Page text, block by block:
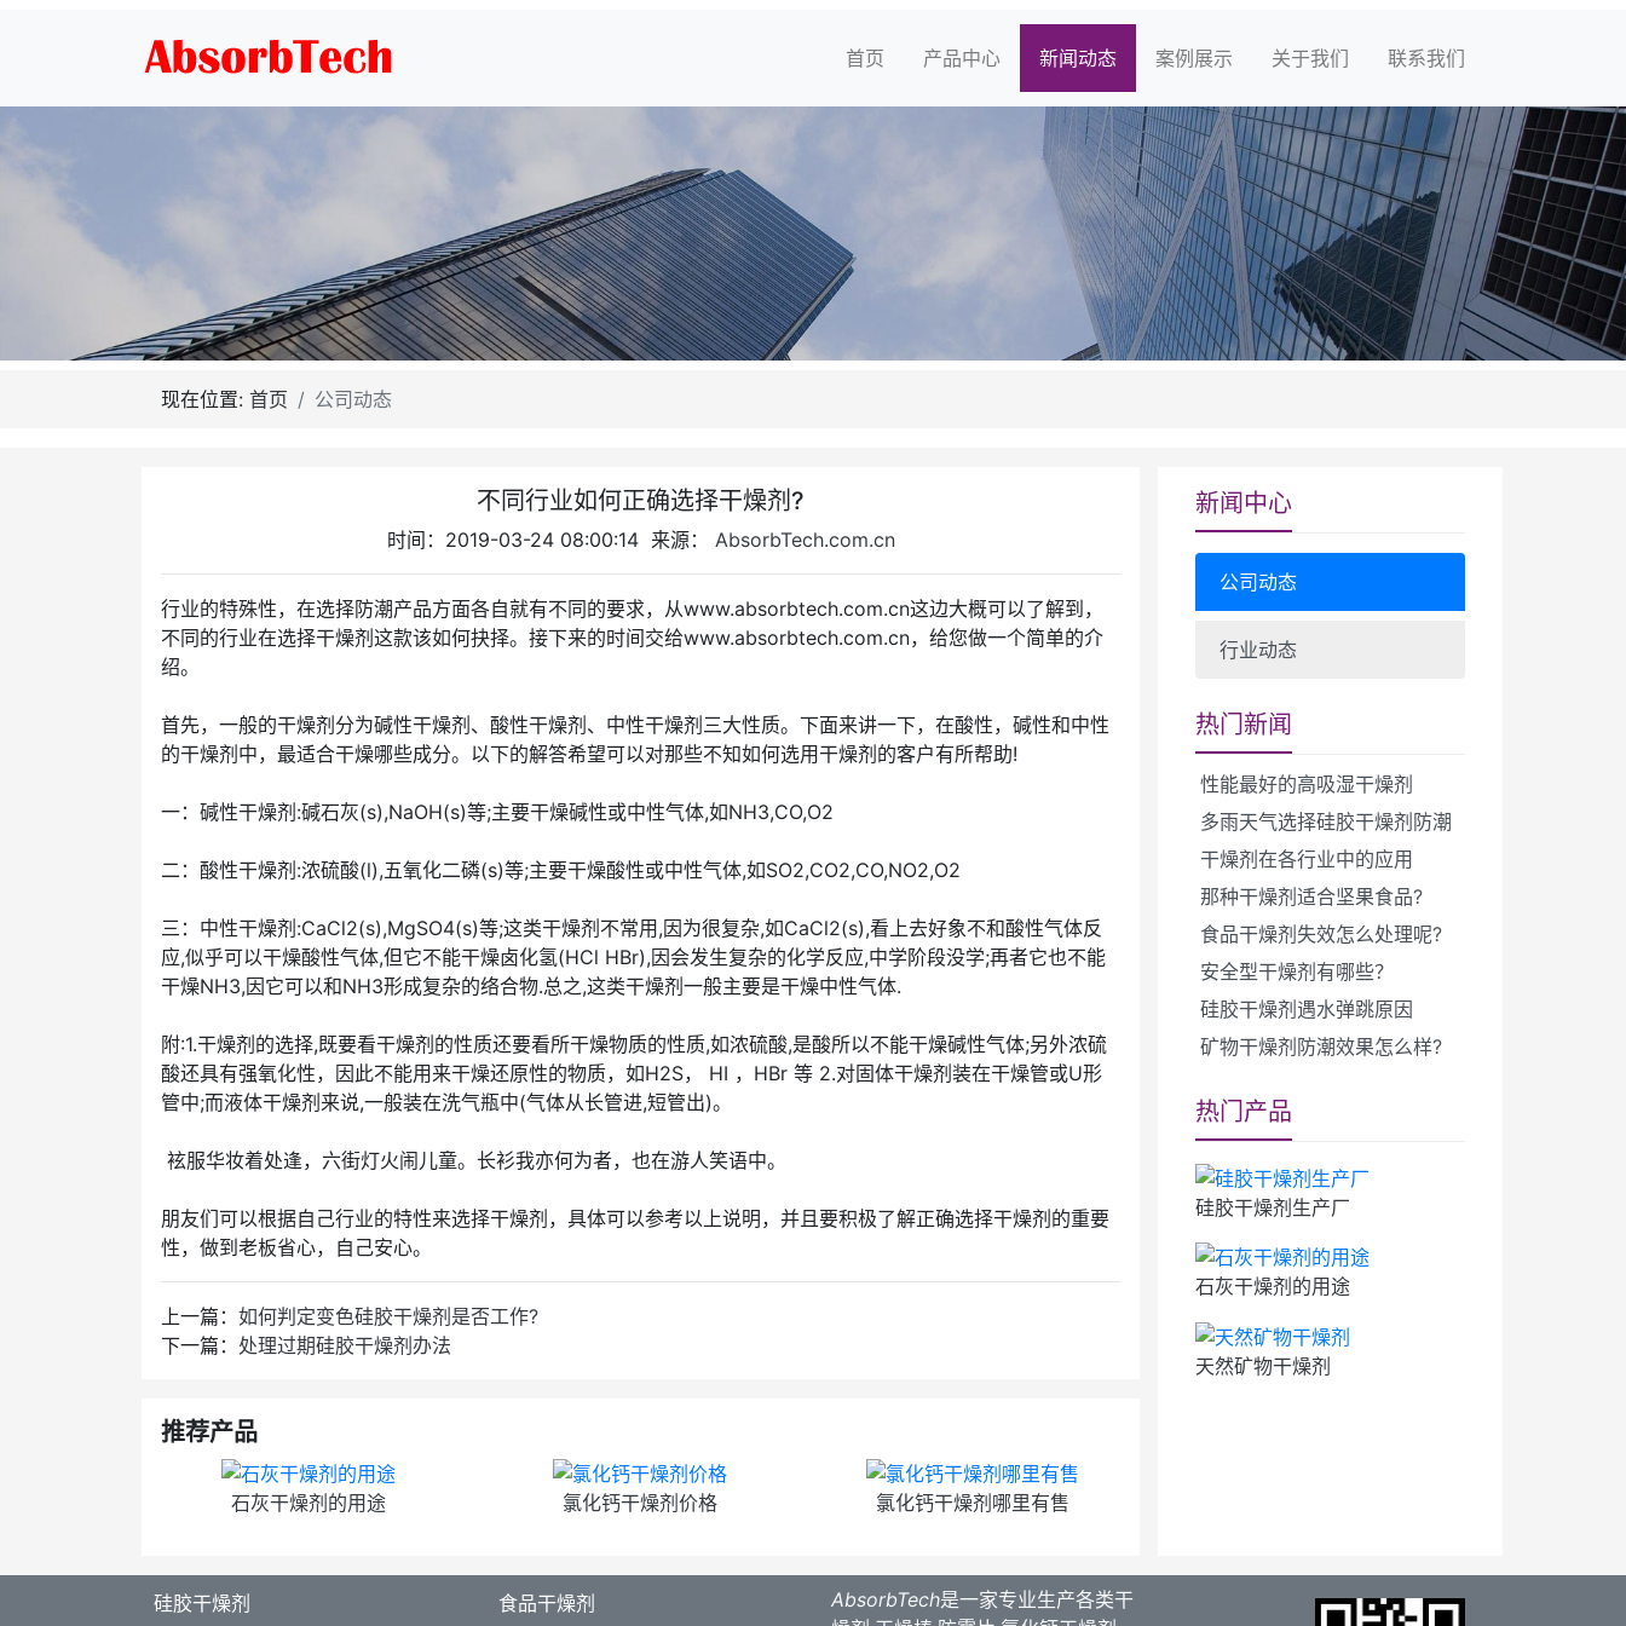
首页 产品中心 新闻动态 案例展示 关于我们 联系我们
现在位置: 首页 公司动态
不同行业如何正确选择干燥剂?
时间：2019-03-24 08:00:14 来源： AbsorbTech.com.cn
行业的特殊性，在选择防潮产品方面各自就有不同的要求，从www.absorbtech.com.cn这边大概可以了解到，
不同的行业在选择干燥剂这款该如何抉择。接下来的时间交给www.absorbtech.com.cn，给您做一个简单的介
绍。
首先，一般的干燥剂分为碱性干燥剂、酸性干燥剂、中性干燥剂三大性质。下面来讲一下，在酸性，碱性和中性
的干燥剂中，最适合干燥哪些成分。以下的解答希望可以对那些不知如何选用干燥剂的客户有所帮助!
一：碱性干燥剂:碱石灰(s),NaOH(s)等;主要干燥碱性或中性气体,如NH3,CO,O2
二：酸性干燥剂:浓硫酸(l),五氧化二磷(s)等;主要干燥酸性或中性气体,如SO2,CO2,CO,NO2,O2
三：中性干燥剂:CaCl2(s),MgSO4(s)等;这类干燥剂不常用,因为很复杂,如CaCl2(s),看上去好象不和酸性气体反
应,似乎可以干燥酸性气体,但它不能干燥卤化氢(HCl HBr),因会发生复杂的化学反应,中学阶段没学;再者它也不能
干燥NH3,因它可以和NH3形成复杂的络合物.总之,这类干燥剂一般主要是干燥中性气体.
附:1.干燥剂的选择,既要看干燥剂的性质还要看所干燥物质的性质,如浓硫酸,是酸所以不能干燥碱性气体;另外浓硫
酸还具有强氧化性，因此不能用来干燥还原性的物质，如H2S， HI ，HBr 等 2.对固体干燥剂装在干燥管或U形
管中;而液体干燥剂来说,一般装在洗气瓶中(气体从长管进,短管出)。
袨服华妆着处逢，六街灯火闹儿童。长衫我亦何为者，也在游人笑语中。
朋友们可以根据自己行业的特性来选择干燥剂，具体可以参考以上说明，并且要积极了解正确选择干燥剂的重要
性，做到老板省心，自己安心。
上一篇： 如何判定变色硅胶干燥剂是否工作?
下一篇： 处理过期硅胶干燥剂办法
推荐产品
石灰干燥剂的用途 氯化钙干燥剂价格 氯化钙干燥剂哪里有售
新闻中心
公司动态
行业动态
热门新闻
性能最好的高吸湿干燥剂
多雨天气选择硅胶干燥剂防潮
干燥剂在各行业中的应用
那种干燥剂适合坚果食品?
食品干燥剂失效怎么处理呢?
安全型干燥剂有哪些？
硅胶干燥剂遇水弹跳原因
矿物干燥剂防潮效果怎么样?
热门产品
硅胶干燥剂生产厂
石灰干燥剂的用途
天然矿物干燥剂
硅胶干燥剂
食品干燥剂
AbsorbTech是一家专业生产各类干